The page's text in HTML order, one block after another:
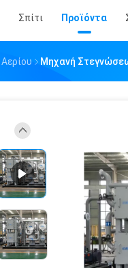
Σπίτι Προϊόντα
Μηχανή